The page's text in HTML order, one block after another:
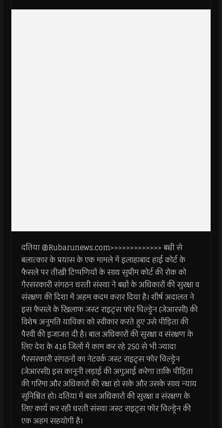
दतिया @Rubarunews.com>>>>>>>>>>>>> बच्ची से
बलात्कार के प्रयास के एक मामले में इलाहाबाद हाई कोर्ट के
फैसले पर तीखी टिप्पणियों के साथ सुप्रीम कोर्ट की रोक को
गैरसरकारी संगठन धरती संस्था ने बच्चों के अधिकारों की सुरक्षा व
संरक्षण की दिशा में अहम कदम करार दिया है। शीर्ष अदालत ने
इस फैसले के खिलाफ जस्ट राइट्स फॉर चिल्ड्रेन (जेआरसी) की
विशेष अनुमति याचिका को स्वीकार करते हुए उसे पीड़िता की
पैरवी की इजाजत दी है। बाल अधिकारों की सुरक्षा व संरक्षण के
लिए देश के 416 जिलों में काम कर रहे 250 से भी ज्यादा
गैरसरकारी संगठनों का नेटवर्क जस्ट राइट्स फॉर चिल्ड्रेन
(जेआरसी) इस कानूनी लड़ाई की अगुआई करेगा ताकि पीड़िता
की गरिमा और अधिकारों की रक्षा हो सके और उसके साथ न्याय
सुनिश्चित हो। दतिया में बाल अधिकारों की सुरक्षा व संरक्षण के
लिए कार्य कर रही धरती संस्था जस्ट राइट्स फॉर चिल्ड्रेन की
एक अहम सहयोगी है।